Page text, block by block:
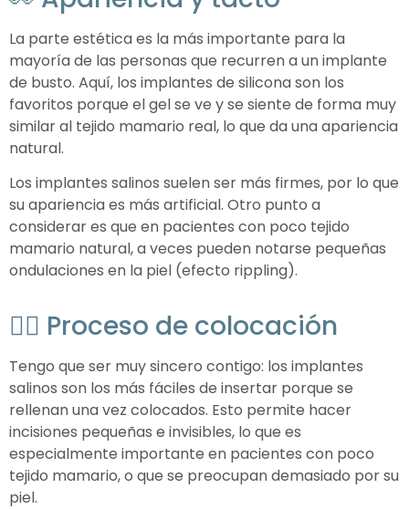
La parte estética es la más importante para la
mayoría de las personas que recurren a un implante
de busto. Aquí, los implantes de silicona son los
favoritos porque el gel se ve y se siente de forma muy
similar al tejido mamario real, lo que da una apariencia
natural.
Los implantes salinos suelen ser más firmes, por lo que
su apariencia es más artificial. Otro punto a
considerar es que en pacientes con poco tejido
mamario natural, a veces pueden notarse pequeñas
ondulaciones en la piel (efecto rippling).
🧑‍⚕️ Proceso de colocación
Tengo que ser muy sincero contigo: los implantes
salinos son los más fáciles de insertar porque se
rellenan una vez colocados. Esto permite hacer
incisiones pequeñas e invisibles, lo que es
especialmente importante en pacientes con poco
tejido mamario, o que se preocupan demasiado por su
piel.